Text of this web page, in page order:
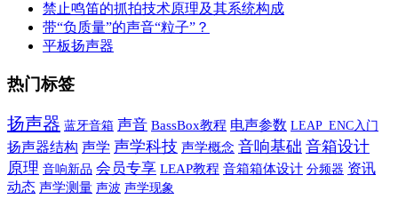
禁止鸣笛的抓拍技术原理及其系统构成
带“负质量”的声音“粒子”？
平板扬声器
热门标签
扬声器 蓝牙音箱 声音 BassBox教程 电声参数 LEAP_ENC入门
扬声器结构 声学 声学科技 声学概念 音响基础 音箱设计
原理 音响新品 会员专享 LEAP教程 音箱箱体设计 分频器 资讯
动态 声学测量 声波 声学现象